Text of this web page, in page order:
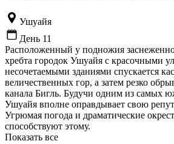
Ушуайя
День 11
Расположенный у подножия
хребта городок Ушуайя с красочными
несочетаемыми зданиями спускается
величественных гор, а затем резко
канала Бигль. Будучи одним из самых
Ушуайя вполне оправдывает свою
Угрюмая погода и драматические
способствуют этому.
Показать все